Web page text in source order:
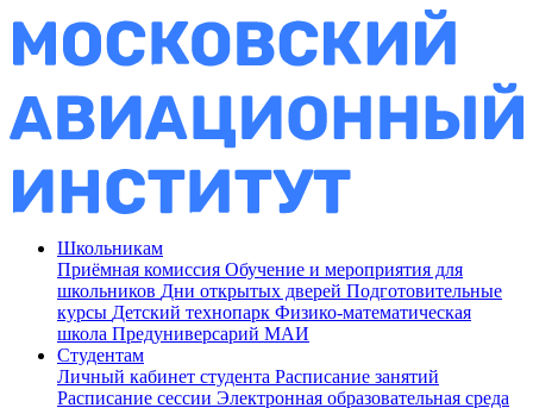
Школьникам
Приёмная комиссия Обучение и мероприятия для
школьников Дни открытых дверей Подготовительные
курсы Детский технопарк Физико-математическая
школа Предуниверсарий МАИ
Студентам
Личный кабинет студента Расписание занятий
Расписание сессии Электронная образовательная среда